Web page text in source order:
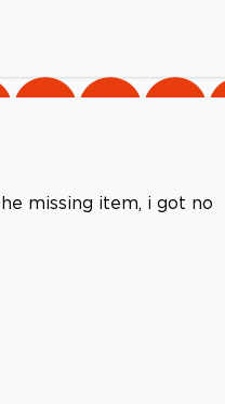
missing item, i got no